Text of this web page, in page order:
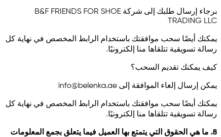
برجاء إرسال طلبك إلى شركة B&F FRIENDS FOR SHOE
TRADING LLC
يمكنك أيضًا سحب موافقتك باستخدام الرابط المخصص في نهاية كل
رسالة تسويقية تتلقاها منا إلكترونيًا.
كيف يمكنك تقديم السحب؟
يمكن إرسال إلغاء الموافقة إلى info@belenka.ae
يمكنك أيضًا سحب موافقتك باستخدام الرابط المخصص في نهاية كل
رسالة تسويقية تتلقاها منا إلكترونيًا.
8. ما هي الحقوق التي يتمتع بها العميل فيما يتعلق بجمع المعلومات